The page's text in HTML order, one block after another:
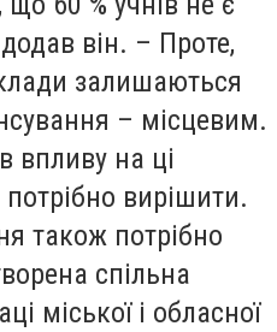
він. – Проте,
залишаються
– місцевим.
впливу на ці
вирішити.
також потрібно
спільна
міської і обласної